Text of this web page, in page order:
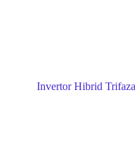
Invertor Hibrid